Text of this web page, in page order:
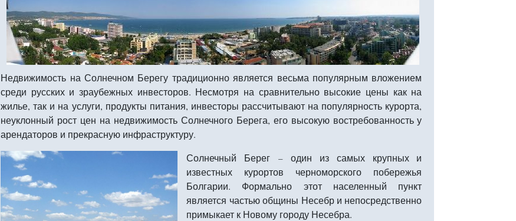
Недвижимость на Солнечном Берегу традиционно является весьма популярным вложением
среди русских и зраубежных инвесторов. Несмотря на сравнительно высокие цены как на
жилье, так и на услуги, продукты питания, инвесторы рассчитывают на популярность курорта,
неуклонный рост цен на недвижимость Солнечного Берега, его высокую востребованность у
арендаторов и прекрасную инфраструктуру.
Солнечный Берег –один из самых крупных и
известных курортов черноморского побережья
Болгарии. Формально этот населенный пункт
является частью общины Несебр и непосредственно
примыкает к Новому городу Несебра.